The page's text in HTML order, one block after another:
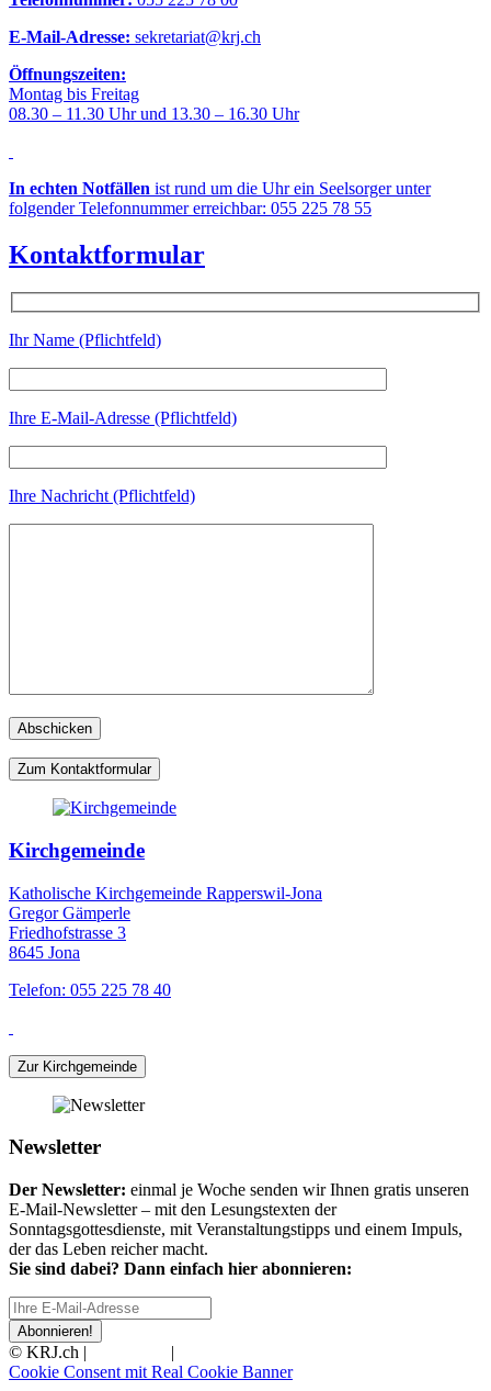
E-Mail-Adresse: sekretariat@krj.ch
Öffnungszeiten:
Montag bis Freitag
08.30 – 11.30 Uhr und 13.30 – 16.30 Uhr
In echten Notfällen ist rund um die Uhr ein Seelsorger unter
folgender Telefonnummer erreichbar: 055 225 78 55
Kontaktformular
Ihr Name (Pflichtfeld)
Ihre E-Mail-Adresse (Pflichtfeld)
Ihre Nachricht (Pflichtfeld)
Zum Kontaktformular
Kirchgemeinde
Katholische Kirchgemeinde Rapperswil-Jona
Gregor Gämperle
Friedhofstrasse 3
8645 Jona
Telefon: 055 225 78 40
Zur Kirchgemeinde
Newsletter
Der Newsletter: einmal je Woche senden wir Ihnen gratis unseren
E-Mail-Newsletter – mit den Lesungstexten der
Sonntagsgottesdienste, mit Veranstaltungstipps und einem Impuls,
der das Leben reicher macht.
Sie sind dabei? Dann einfach hier abonnieren:
Abonnieren!
© KRJ.ch | |
Cookie Consent mit Real Cookie Banner